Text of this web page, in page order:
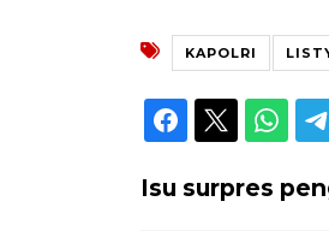
KAPOLRI
Isu surpres